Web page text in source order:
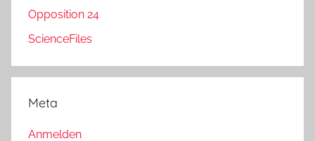
Opposition 24
ScienceFiles
Meta
Anmelden